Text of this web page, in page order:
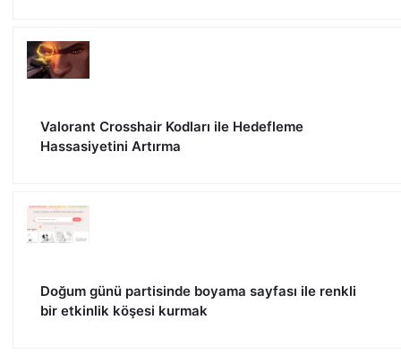
Valorant Crosshair Kodları ile Hedefleme
Hassasiyetini Artırma
Doğum günü partisinde boyama sayfası ile renkli
bir etkinlik köşesi kurmak